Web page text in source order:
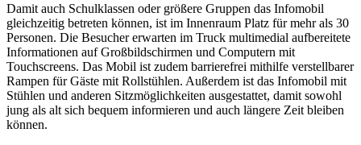
Damit auch Schulklassen oder größere Gruppen das Infomobil
gleichzeitig betreten können, ist im Innenraum Platz für mehr als 30
Personen. Die Besucher erwarten im Truck multimedial aufbereitete
Informationen auf Großbildschirmen und Computern mit
Touchscreens. Das Mobil ist zudem barrierefrei mithilfe verstellbarer
Rampen für Gäste mit Rollstühlen. Außerdem ist das Infomobil mit
Stühlen und anderen Sitzmöglichkeiten ausgestattet, damit sowohl
jung als alt sich bequem informieren und auch längere Zeit bleiben
können.